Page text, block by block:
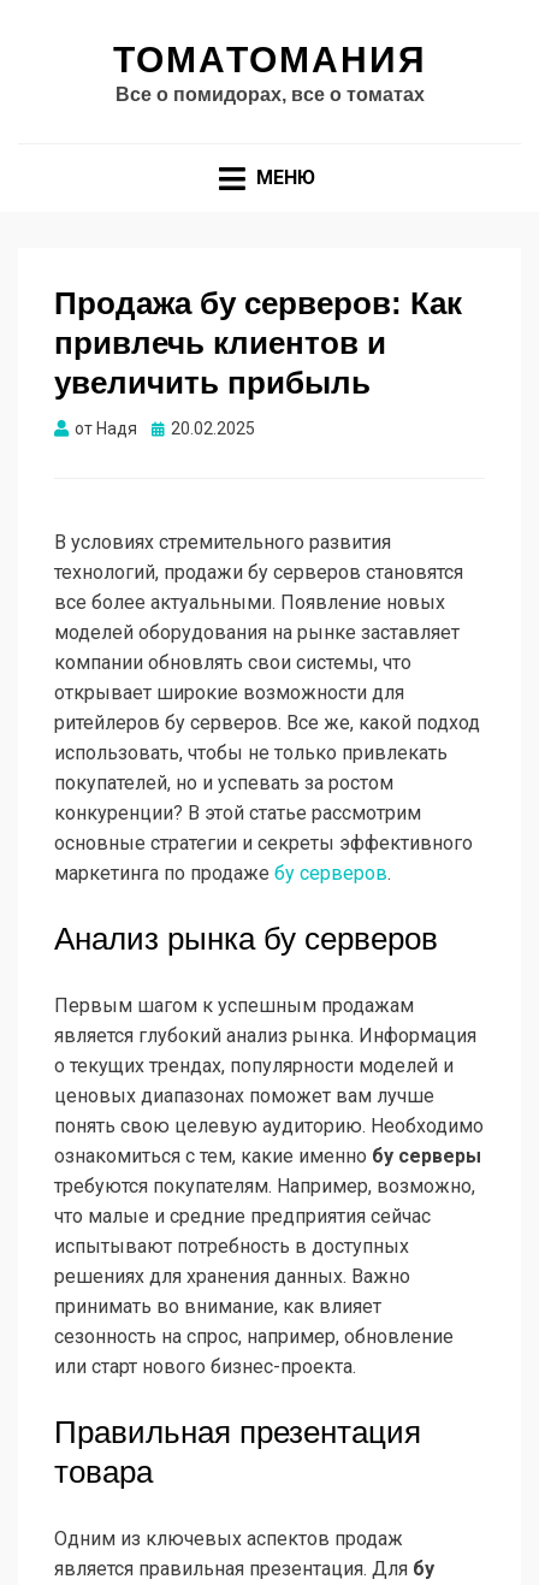
ТОМАТОМАНИЯ
Все о помидорах, все о томатах
МЕНЮ
Продажа бу серверов: Как
привлечь клиентов и
увеличить прибыль
от Надя Опубликовано
20.02.2025
В условиях стремительного развития
технологий, продажи бу серверов становятся
все более актуальными. Появление новых
моделей оборудования на рынке заставляет
компании обновлять свои системы, что
открывает широкие возможности для
ритейлеров бу серверов. Все же, какой подход
использовать, чтобы не только привлекать
покупателей, но и успевать за ростом
конкуренции? В этой статье рассмотрим
основные стратегии и секреты эффективного
маркетинга по продаже бу серверов.
Анализ рынка бу серверов
Первым шагом к успешным продажам
является глубокий анализ рынка. Информация
о текущих трендах, популярности моделей и
ценовых диапазонах поможет вам лучше
понять свою целевую аудиторию. Необходимо
ознакомиться с тем, какие именно бу серверы
требуются покупателям. Например, возможно,
что малые и средние предприятия сейчас
испытывают потребность в доступных
решениях для хранения данных. Важно
принимать во внимание, как влияет
сезонность на спрос, например, обновление
или старт нового бизнес-проекта.
Правильная презентация
товара
Одним из ключевых аспектов продаж
является правильная презентация. Для бу